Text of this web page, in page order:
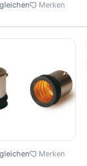
Merken
Merken